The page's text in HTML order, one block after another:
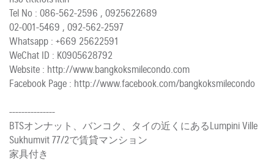
Tel No : 086-562-2596 , 0925622689
02-001-5469 , 092-562-2597
Whatsapp : +669 25622591
WeChat ID : K0905628792
Website : http://www.bangkoksmilecondo.com
Facebook Page : http://www.facebook.com/bangkoksmilecondo
---------------
BTSオンナット、バンコク、タイの近くにあるLumpini Ville
Sukhumvit 77/2で賃貸マンション
家具付き